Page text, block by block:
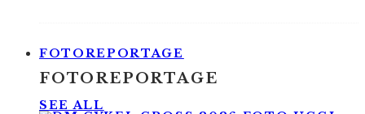
FOTOREPORTAGE
FOTOREPORTAGE
SEE ALL